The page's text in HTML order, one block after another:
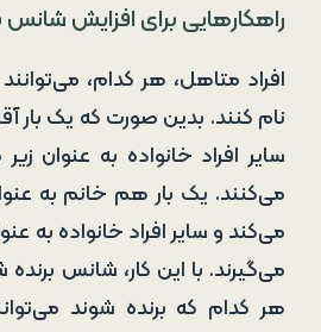
راهکارهایی برای افزایش شانس
افراد متاهل، هر کدام،
نام کنند. بدین صورت که یک بار
سایر افراد خانواده به عنوان
می‌کنند. یک بار هم خانم به
می‌کند و سایر افراد خانواده به
می‌گیرند. با این کار، شانس
هر کدام که برنده شوند